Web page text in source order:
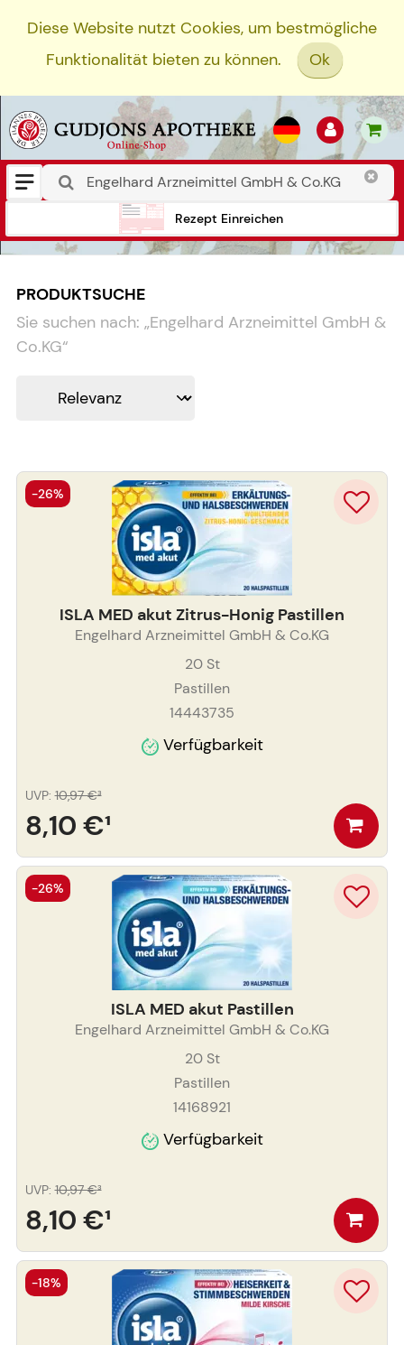
Diese Website nutzt Cookies, um bestmögliche
Funktionalität bieten zu können.
Ok
Rezept Einreichen
PRODUKTSUCHE
Sie suchen nach: „Engelhard Arzneimittel GmbH &
Co.KG“
ISLA MED akut Zitrus-Honig Pastillen
Engelhard Arzneimittel GmbH & Co.KG
20St
Pastillen
14443735
Verfügbarkeit
8,10 €¹
UVP: 10,97 €³
-26%
ISLA MED akut Pastillen
Engelhard Arzneimittel GmbH & Co.KG
20St
Pastillen
14168921
Verfügbarkeit
8,10 €¹
UVP: 10,97 €³
-26%
-18%